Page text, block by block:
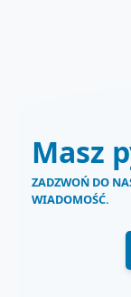
Masz
ZADZWOŃ DO
WIADOMOŚĆ.